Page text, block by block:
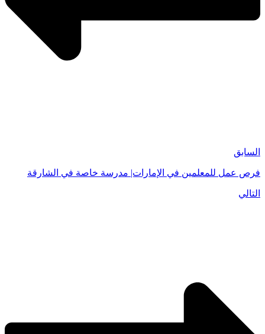
السابق
فرص عمل للمعلمين في الإمارات| مدرسة خاصة في الشارقة
التالي